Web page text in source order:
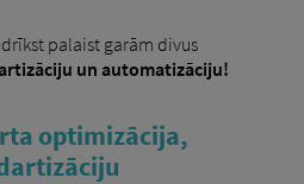
palaist garām divus
un automatizāciju!
optimizācija,